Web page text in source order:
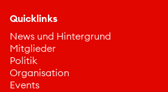
Quicklinks
News und Hintergrund
Mitglieder
Politik
Organisation
Events